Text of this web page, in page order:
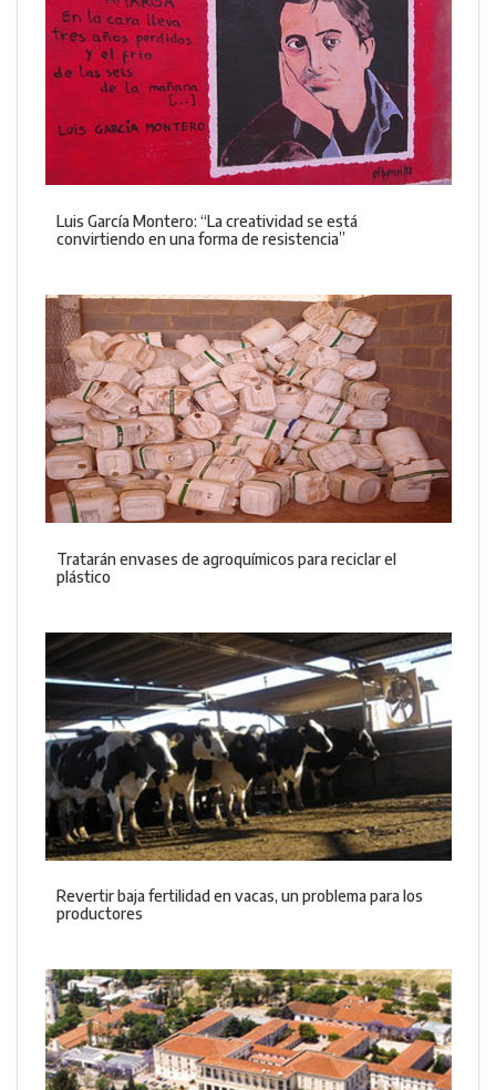
Luis García Montero: “La creatividad se está
convirtiendo en una forma de resistencia”
Tratarán envases de agroquímicos para reciclar el
plástico
Revertir baja fertilidad en vacas, un problema para los
productores